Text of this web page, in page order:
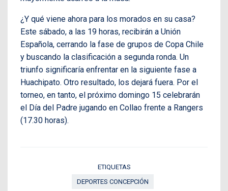
¿Y qué viene ahora para los morados en su casa?
Este sábado, a las 19 horas, recibirán a Unión
Española, cerrando la fase de grupos de Copa Chile
y buscando la clasificación a segunda ronda. Un
triunfo significaría enfrentar en la siguiente fase a
Huachipato. Otro resultado, los dejará fuera. Por el
torneo, en tanto, el próximo domingo 15 celebrarán
el Día del Padre jugando en Collao frente a Rangers
(17.30 horas).
ETIQUETAS
DEPORTES CONCEPCIÓN